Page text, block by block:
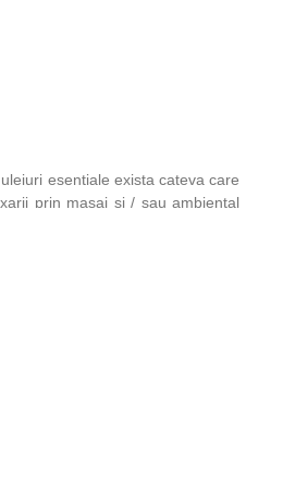
esentiale exista cateva care
prin masaj si / sau ambiental